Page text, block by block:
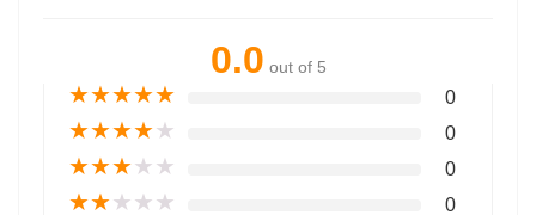
0.0 out of 5
★★★★★ 0
★★★★★ 0
★★★★★ 0
★★★★★ 0